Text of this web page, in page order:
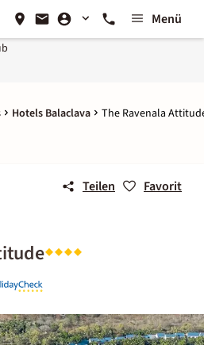
Menü
Hotels Balaclava The Ravenala
Teilen Favorit